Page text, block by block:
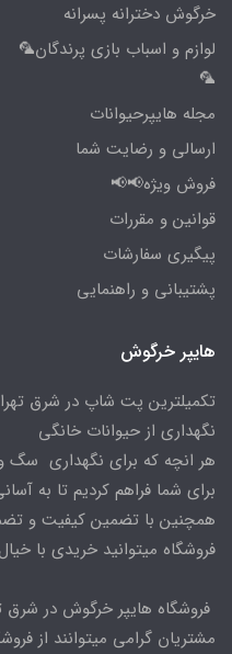
خرگوش دخترانه پسرانه
لوازم و اسباب بازی پرندگان🦜
🦜
مجله هایپرحیوانات
ارسالی و رضایت شما
فروش ویژه📢📢
قوانین و مقررات
پیگیری سفارشات
پشتیبانی و راهنمایی
هایپر خرگوش
تکمیلترین پت شاپ در شرق
نگهداری از حیوانات خانگی
هر انچه که برای نگهداری سگ و
برای شما فراهم کردیم تا به
همچنین با تضمین کیفیت و
فروشگاه میتوانید خریدی با
فروشگاه هایپر خرگوش در شرق
مشتریان گرامی میتوانند از